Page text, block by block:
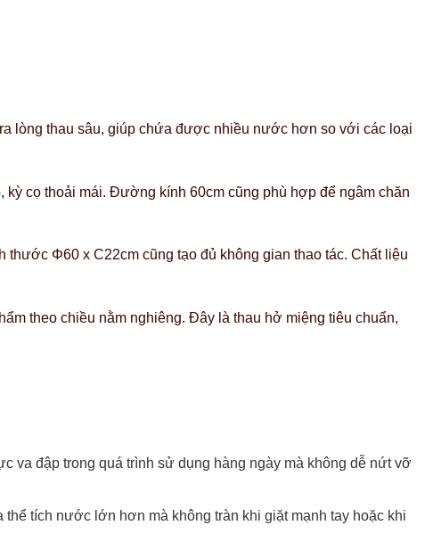
lòng thau sâu, giúp chứa được nhiều nước hơn so với các loại
cọ thoải mái. Đường kính 60cm cũng phù hợp để ngâm chăn
Φ60 x C22cm cũng tạo đủ không gian thao tác. Chất liệu
theo chiều nằm nghiêng. Đây là thau hở miệng tiêu chuẩn,
va đập trong quá trình sử dụng hàng ngày mà không dễ nứt vỡ
tích nước lớn hơn mà không tràn khi giặt mạnh tay hoặc khi